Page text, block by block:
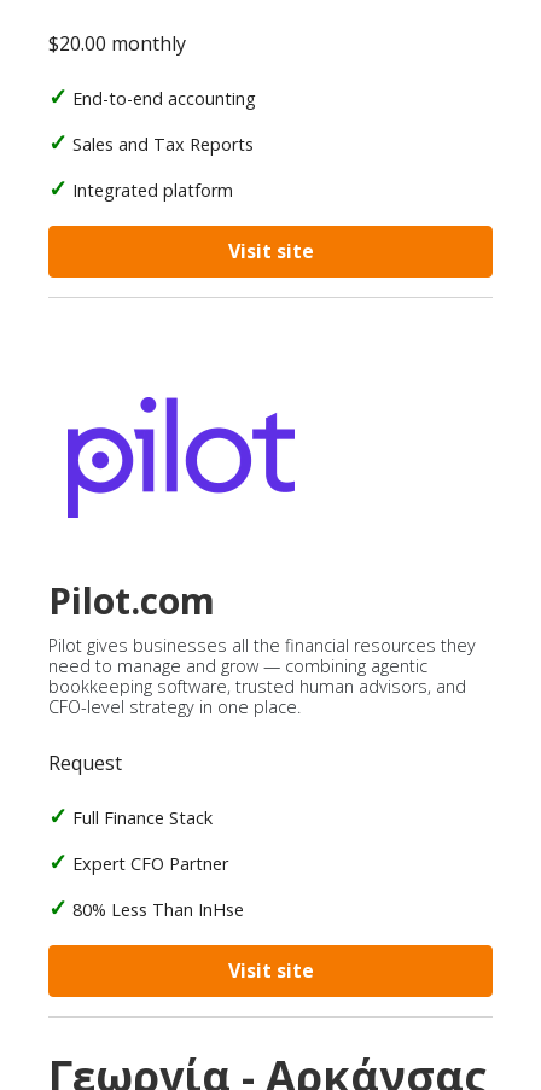
$20.00 monthly
End-to-end accounting
Sales and Tax Reports
Integrated platform
Visit site
Pilot.com
Pilot gives businesses all the financial resources they
need to manage and grow — combining agentic
bookkeeping software, trusted human advisors, and
CFO-level strategy in one place.
Request
Full Finance Stack
Expert CFO Partner
80% Less Than InHse
Visit site
Γεωργία - Αρκάνσας